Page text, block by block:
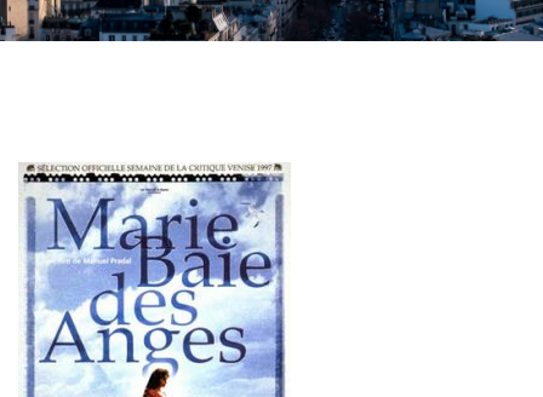
Horror
Misdaad
Musical
Oorlogsfilm
Romantische komedie
Thriller